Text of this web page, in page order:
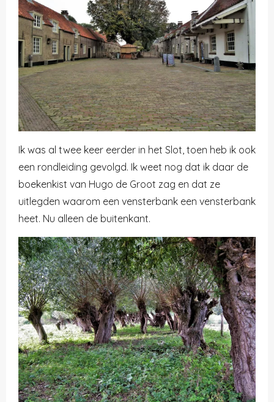
Ik was al twee keer eerder in het Slot, toen heb ik ook
een rondleiding gevolgd. Ik weet nog dat ik daar de
boekenkist van Hugo de Groot zag en dat ze
uitlegden waarom een vensterbank een vensterbank
heet. Nu alleen de buitenkant.